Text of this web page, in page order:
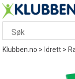
Klubben.no> Idrett>